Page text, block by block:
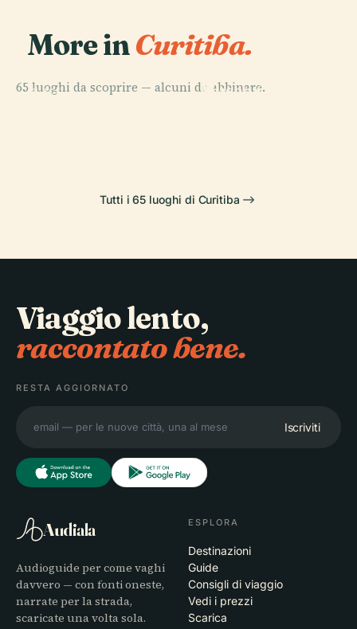
More inCuritiba.
65 luoghi da scoprire — alcuni da abbinare.
PLACE
Museo Oscar
PLACE PLACE
Tutti i 65 luoghi di Curitiba
Viaggio lento,
raccontato bene.
RESTA AGGIORNATO
Iscriviti
Audiala
Audioguide per come vaghi
davvero — con fonti oneste,
narrate per la strada,
scaricate una volta sola.
ESPLORA
Destinazioni
Guide
Consigli di viaggio
Vedi i prezzi
Scarica